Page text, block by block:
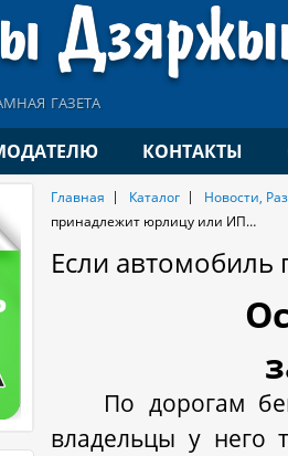
газета
КОНТАКТЫ
Главная Каталог Новости,
принадлежит юрлицу или ИП…
Если
По дорогам
владельцы у него